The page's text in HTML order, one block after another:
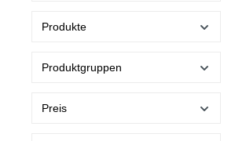
Produkte
Produktgruppen
Preis